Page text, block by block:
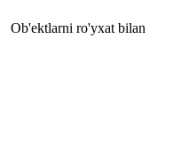
Ob'ektlarni ro'yxat bilan